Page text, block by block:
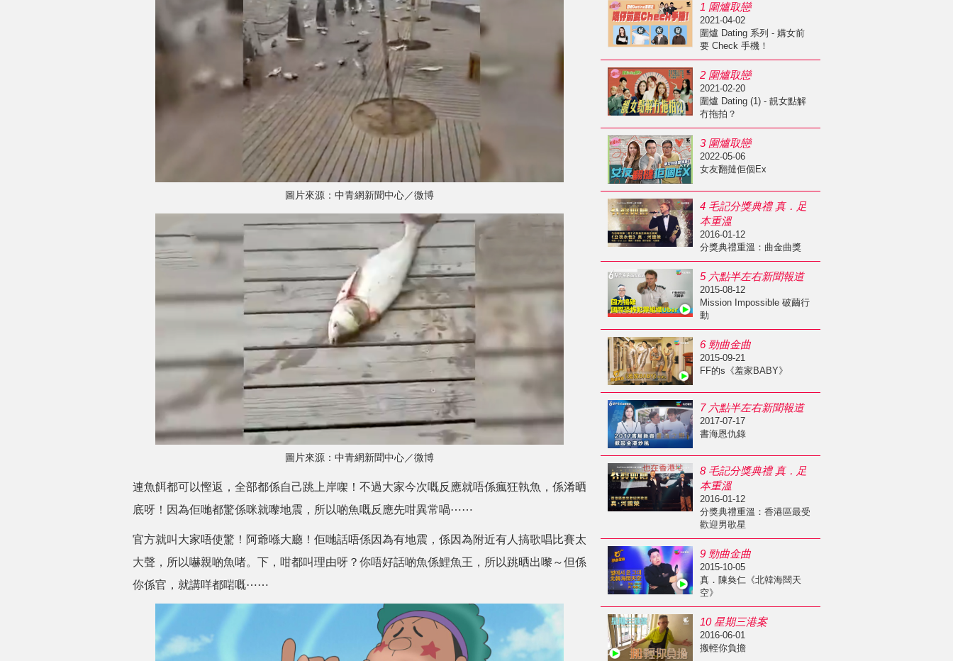
圖片來源：中青網新聞中心／微博
圖片來源：中青網新聞中心／微博
連魚餌都可以慳返，全部都係自己跳上岸㗎！不過大家今次嘅反應就唔係瘋狂執魚，係淆晒
底呀！因為佢哋都驚係咪就嚟地震，所以啲魚嘅反應先咁異常喎⋯⋯
官方就叫大家唔使驚！阿爺喺大廳！佢哋話唔係因為有地震，係因為附近有人搞歌唱比賽太
大聲，所以嚇親啲魚啫。下，咁都叫理由呀？你唔好話啲魚係鯉魚王，所以跳晒出嚟～但係
你係官，就講咩都啱嘅⋯⋯
1 圍爐取戀
2021-04-02
圍爐 Dating 系列 - 媾女前
要 Check 手機！
2 圍爐取戀
2021-02-20
圍爐 Dating (1) - 靚女點解
冇拖拍？
3 圍爐取戀
2022-05-06
女友翻撻佢個Ex
4 毛記分獎典禮 真．足
本重溫
2016-01-12
分獎典禮重溫：曲金曲獎
5 六點半左右新聞報道
2015-08-12
Mission Impossible 破繭行
動
6 勁曲金曲
2015-09-21
FF的s《羞家BABY》
7 六點半左右新聞報道
2017-07-17
書海恩仇錄
8 毛記分獎典禮 真．足
本重溫
2016-01-12
分獎典禮重溫：香港區最受
歡迎男歌星
9 勁曲金曲
2015-10-05
真．陳奐仁《北韓海闊天
空》
10 星期三港案
2016-06-01
搬輕你負擔